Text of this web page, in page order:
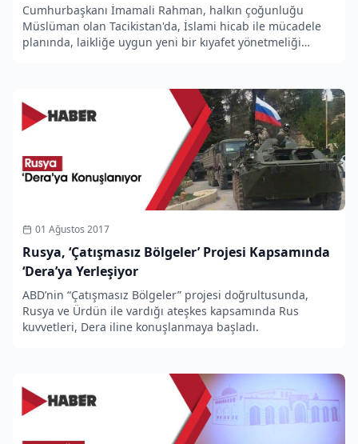
Cumhurbaşkanı İmamali Rahman, halkın çoğunluğu
Müslüman olan Tacikistan'da, İslami hicab ile mücadele
planında, laikliğe uygun yeni bir kıyafet yönetmeliği
01 Ağustos 2017
Rusya, ‘Çatışmasız Bölgeler’ Projesi Kapsamında
‘Dera’ya Yerleşiyor
ABD’nin “Çatışmasız Bölgeler” projesi doğrultusunda,
Rusya ve Ürdün ile vardığı ateşkes kapsamında Rus
kuvvetleri, Dera iline konuşlanmaya başladı.